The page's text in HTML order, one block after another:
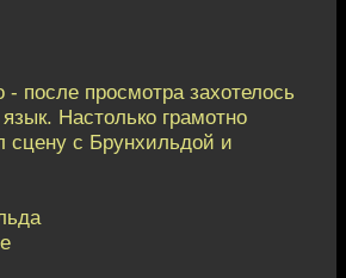
после просмотра захотелось
Настолько грамотно
сцену с Брунхильдой и